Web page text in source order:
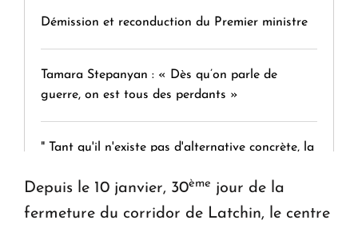
Démission et reconduction du Premier ministre
Tamara Stepanyan : « Dès qu’on parle de
guerre, on est tous des perdants »
" Tant qu'il n'existe pas d'alternative concrète, la
KASA : 30 ans d'audace, de résilience et d'avenir
Depuis le 10 janvier, 30ème jour de la
fermeture du corridor de Latchin, le centre